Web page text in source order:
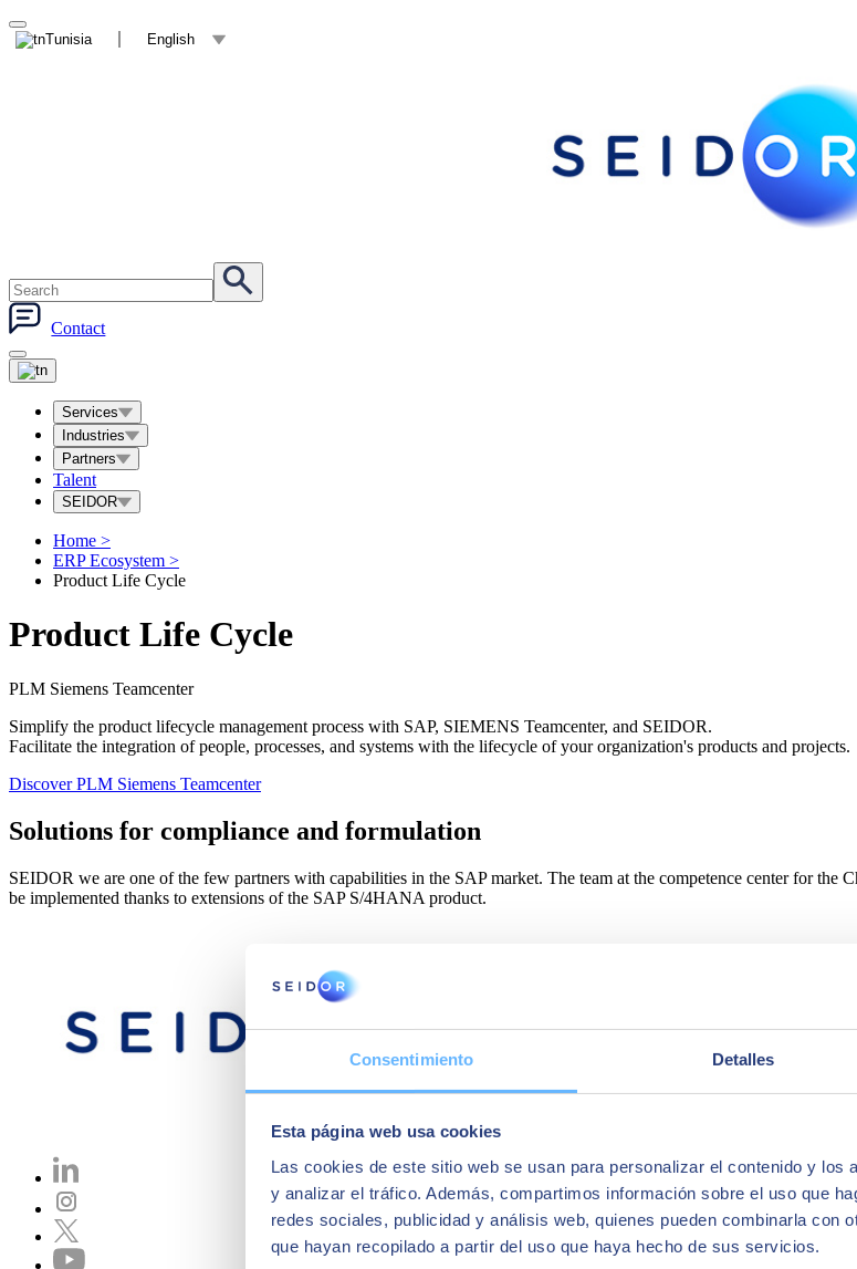
Consentimiento Detalles
Esta página web usa cookies
Las cookies de este sitio web se usan para personalizar el contenido y los
y analizar el tráfico. Además, compartimos información sobre el uso que
redes sociales, publicidad y análisis web, quienes pueden combinarla con
que hayan recopilado a partir del uso que haya hecho de sus servicios.
Tunisia English
Contact
Services
Industries
Partners
Talent
SEIDOR
Home >
ERP Ecosystem >
Product Life Cycle
Product Life Cycle
PLM Siemens Teamcenter
Simplify the product lifecycle management process with SAP, SIEMENS Teamcenter, and SEIDOR.
Facilitate the integration of people, processes, and systems with the lifecycle of your organization's products and projects.
Discover PLM Siemens Teamcenter
Solutions for compliance and formulation
SEIDOR we are one of the few partners with capabilities in the SAP market. The team at the competence center for the
be implemented thanks to extensions of the SAP S/4HANA product.